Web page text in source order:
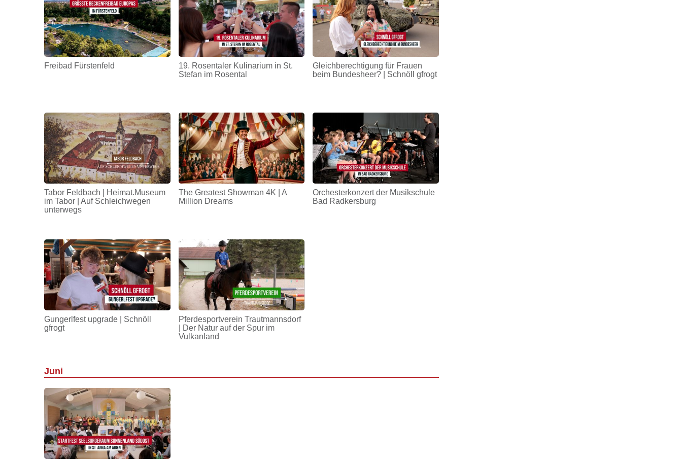
Freibad Fürstenfeld
19. Rosentaler Kulinarium in St.
Stefan im Rosental
Gleichberechtigung für Frauen
beim Bundesheer? | Schnöll gfrogt
Tabor Feldbach | Heimat.Museum
im Tabor | Auf Schleichwegen
unterwegs
The Greatest Showman 4K | A
Million Dreams
Orchesterkonzert der Musikschule
Bad Radkersburg
Gungerlfest upgrade | Schnöll
gfrogt
Pferdesportverein Trautmannsdorf
| Der Natur auf der Spur im
Vulkanland
Juni